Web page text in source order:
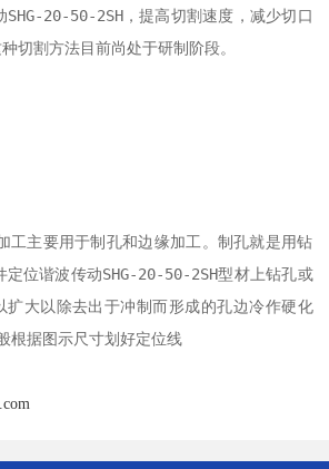
SHG-20-50-2SH，提高切割速度，减少切口
切割方法目前尚处于研制阶段。
定位谐波传动SHG-20-50-2SH型材上钻孔或
扩大以除去出于冲制而形成的孔边冷作硬化
根据图示尺寸划好定位线